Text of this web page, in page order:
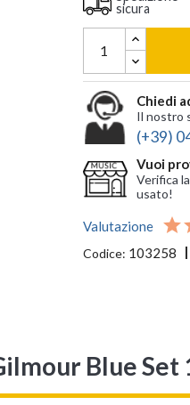
sicura
Chiedi
Il nostro
(+39)
Vuoi
Verifica
usato!
Valutazione
Codice: 103258
Blue Set